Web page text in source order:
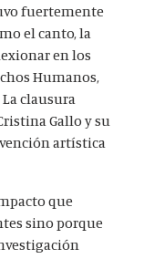
fuertemente
el canto, la
en los
Humanos,
clausura
Gallo y su
artística
que
sino porque